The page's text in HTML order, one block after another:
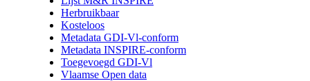
Herbruikbaar
Kosteloos
Metadata GDI-Vl-conform
Metadata INSPIRE-conform
Toegevoegd GDI-Vl
Vlaamse Open data